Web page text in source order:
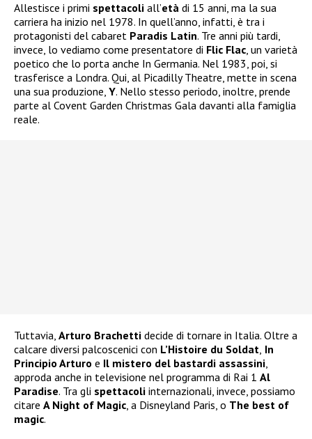
Allestisce i primi spettacoli all’età di 15 anni, ma la sua
carriera ha inizio nel 1978. In quell’anno, infatti, è tra i
protagonisti del cabaret Paradis Latin. Tre anni più tardi,
invece, lo vediamo come presentatore di Flic Flac, un varietà
poetico che lo porta anche In Germania. Nel 1983, poi, si
trasferisce a Londra. Qui, al Picadilly Theatre, mette in scena
una sua produzione, Y. Nello stesso periodo, inoltre, prende
parte al Covent Garden Christmas Gala davanti alla famiglia
reale.
Tuttavia, Arturo Brachetti decide di tornare in Italia. Oltre a
calcare diversi palcoscenici con L’Histoire du Soldat, In
Principio Arturo e Il mistero del bastardi assassini,
approda anche in televisione nel programma di Rai 1 Al
Paradise. Tra gli spettacoli internazionali, invece, possiamo
citare A Night of Magic, a Disneyland Paris, o The best of
magic.